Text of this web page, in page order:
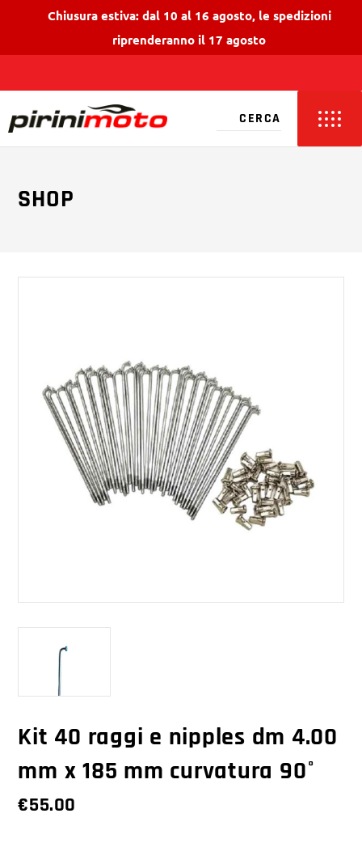
Chiusura estiva: dal 10 al 16 agosto, le spedizioni
riprenderanno il 17 agosto
SHOP
Kit 40 raggi e nipples dm 4.00
mm x 185 mm curvatura 90°
€55.00